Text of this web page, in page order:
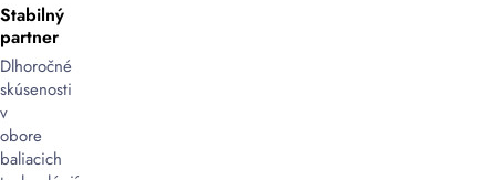
pások,
čo
zvyšuje
efektivitu
v
automatizovaných
prostrediach.
Stabilný
partner
Dlhoročné
skúsenosti
v
obore
baliacich